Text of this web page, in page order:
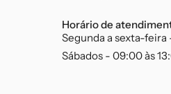
Horário de
Segunda a sexta-
Sábados - 09:00 às